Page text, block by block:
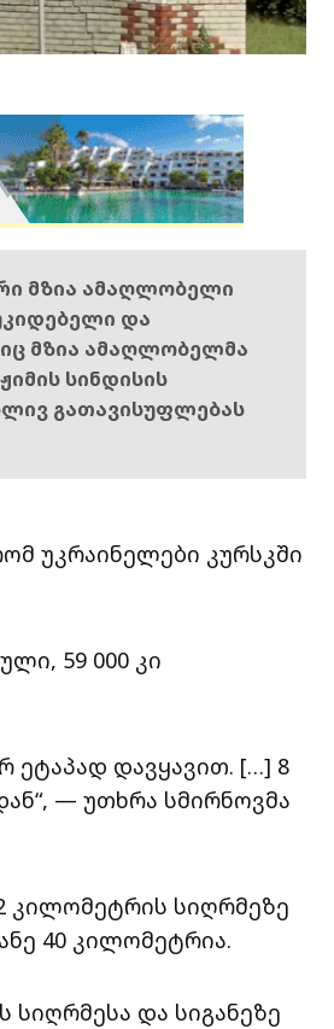
მზია ამაღლობელი
და
მზია ამაღლობელმა
სინდისის
გათავისუფლებას
უკრაინელები კურსკში
59 000 კი
ეტაპად დავყავით. […] 8
— უთხრა სმირნოვმა
კილომეტრის სიღრმეზე
40 კილომეტრია.
სიღრმესა და სიგანეზე